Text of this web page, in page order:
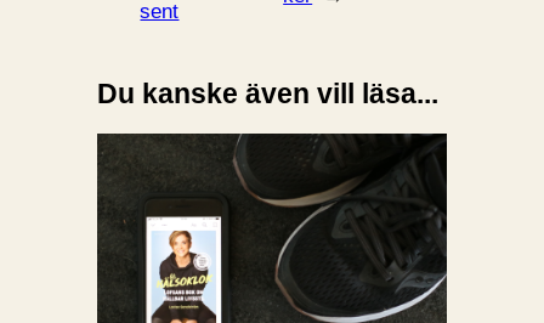
sent
Du kanske även vill läsa...